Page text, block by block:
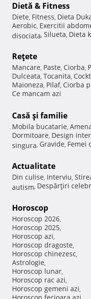
Dietă & Fitness
Diete, Fitness, Dieta
Aerobic, Exercitii
disociata, Silueta, Dieta
Reţete
Mancare, Paste, Ciorba,
Dulceata, Tocanita,
Maioneza, Pilaf, Ciorba
Ce mancam azi
Casă şi familie
Mobila bucatarie,
Dormitoare, Design
singura, Gravide, Femei
Actualitate
Din culise, Interviu,
autism, Despărţiri
Horoscop
Horoscop 2026,
Horoscop 2025,
Horoscop azi,
Horoscop dragoste,
Horoscop chinezesc,
Astrologie,
Horoscop lunar,
Horoscop rac azi,
Horoscop gemeni azi,